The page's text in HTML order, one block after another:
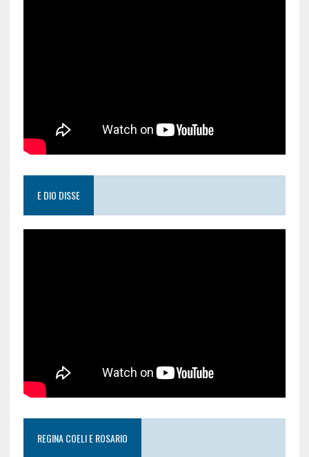
E DIO DISSE
REGINA COELI E ROSARIO